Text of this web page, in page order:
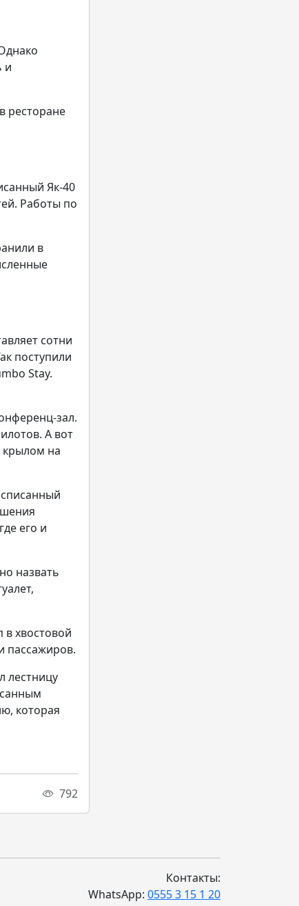
и
ресторане
Як-40
Работы по
в
сотни
поступили
Stay.
зал.
А вот
крылом на
его и
назвать
в хвостовой
пассажиров.
лестницу
которая
792
Контакты:
WhatsApp: 0555 3 15 1 20